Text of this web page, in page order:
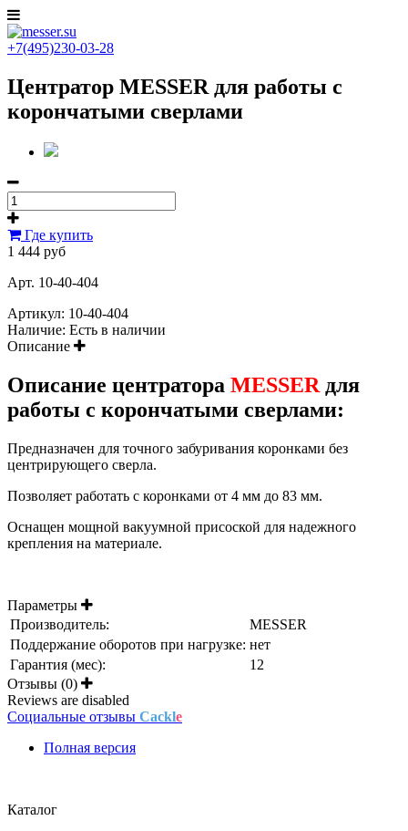
+7(495)230-03-28
Центратор MESSER для работы с
корончатыми сверлами
Где купить
1 444 руб
Арт. 10-40-404
Артикул: 10-40-404
Наличие: Есть в наличии
Описание
Описание центратора MESSER для
работы с корончатыми сверлами:
Предназначен для точного забуривания коронками без
центрирующего сверла.
Позволяет работать с коронками от 4 мм до 83 мм.
Оснащен мощной вакуумной присоской для надежного
крепления на материале.
Параметры
Производитель:
MESSER
Поддержание оборотов при нагрузке: нет
Гарантия (мес):
12
Отзывы (0)
Reviews are disabled
Социальные отзывы Cackle
Полная версия
Каталог